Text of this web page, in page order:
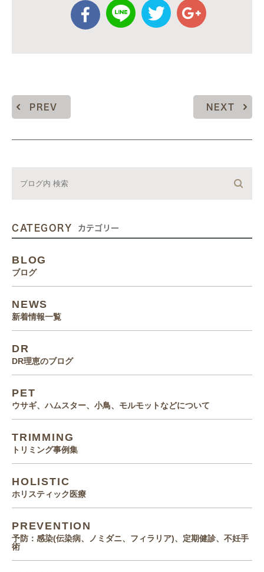
PREV NEXT
CATEGORY カテゴリー
BLOG
ブログ
NEWS
新着情報一覧
DR
DR理恵のブログ
PET
ウサギ、ハムスター、小鳥、モルモットなどについて
TRIMMING
トリミング事例集
HOLISTIC
ホリスティック医療
PREVENTION
予防：感染(伝染病、ノミダニ、フィラリア)、定期健診、不妊手
術